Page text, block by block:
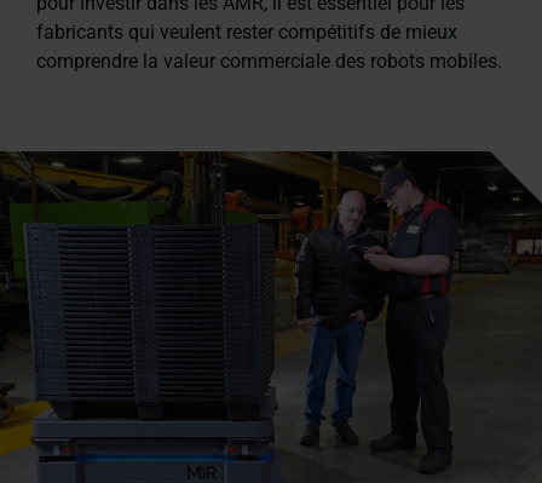
fabricants qui veulent rester compétitifs de mieux
comprendre la valeur commerciale des robots mobiles.